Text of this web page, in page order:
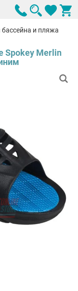
и пляжа
Merlin